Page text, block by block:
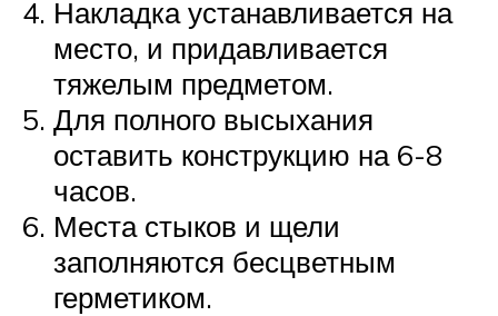
Накладка устанавливается на
место, и придавливается
тяжелым предметом.
Для полного высыхания
оставить конструкцию на 6-8
часов.
Места стыков и щели
заполняются бесцветным
герметиком.